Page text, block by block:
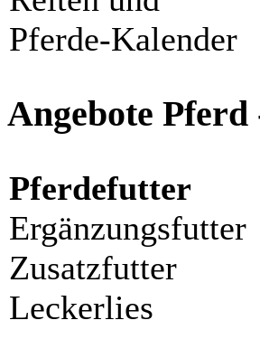
Pferde-Kalender
Angebote
Pferdefutter
Ergänzungsfutter
Zusatzfutter
Leckerlies